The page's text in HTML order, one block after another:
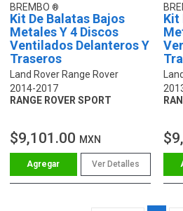
BREMBO
Kit De Balatas Bajos
Metales Y 4 Discos
Ventilados Delanteros Y
Traseros
Land Rover Range Rover
2014-2017
RANGE ROVER SPORT
$9,101.00 MXN
Ver Detalles
Kit